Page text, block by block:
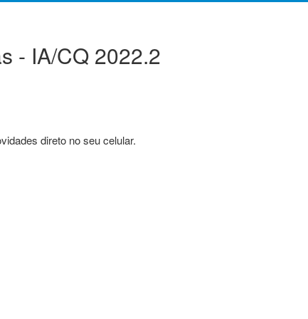
- IA/CQ 2022.2
direto no seu celular.